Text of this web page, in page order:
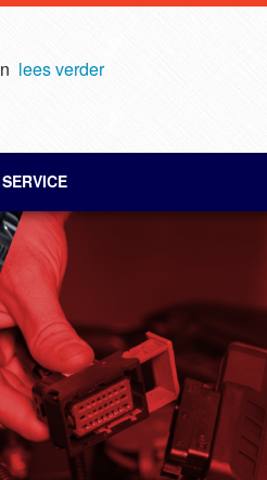
lees verder